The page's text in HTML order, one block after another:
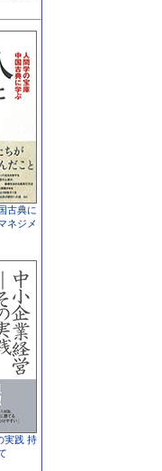
古典に
ネジメ
実践 持